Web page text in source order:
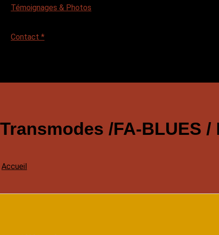
Témoignages & Photos
Contact *
Transmodes /FA-BLUES /
Accueil